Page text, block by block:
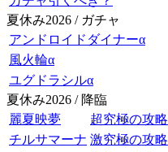
夏休み2026 / ガチャ
アンドロイドダイナーα
風火輪α
ユグドラシルα
夏休み2026 / 降臨
麗夏映夢
超究極の攻略
チルサマーナ 激究極の攻略